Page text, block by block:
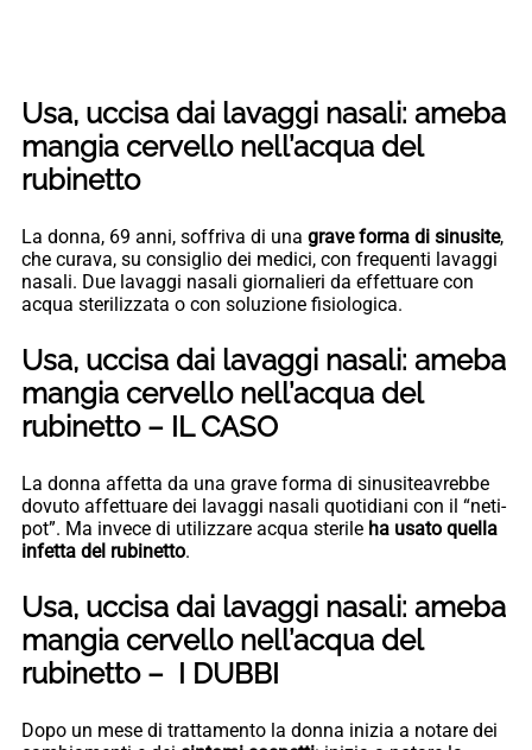
Usa, uccisa dai lavaggi nasali: ameba
mangia cervello nell’acqua del
rubinetto
La donna, 69 anni, soffriva di una grave forma di sinusite,
che curava, su consiglio dei medici, con frequenti lavaggi
nasali. Due lavaggi nasali giornalieri da effettuare con
acqua sterilizzata o con soluzione fisiologica.
Usa, uccisa dai lavaggi nasali: ameba
mangia cervello nell’acqua del
rubinetto – IL CASO
La donna affetta da una grave forma di sinusiteavrebbe
dovuto affettuare dei lavaggi nasali quotidiani con il “neti-
pot”. Ma invece di utilizzare acqua sterile ha usato quella
infetta del rubinetto.
Usa, uccisa dai lavaggi nasali: ameba
mangia cervello nell’acqua del
rubinetto – I DUBBI
Dopo un mese di trattamento la donna inizia a notare dei